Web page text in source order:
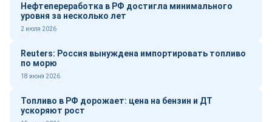
Нефтепереработка в РФ достигла минимального
уровня за несколько лет
2 июля 2026
Reuters: Россия вынуждена импортировать топливо
по морю
18 июня 2026
Топливо в РФ дорожает: цена на бензин и ДТ
ускоряют рост